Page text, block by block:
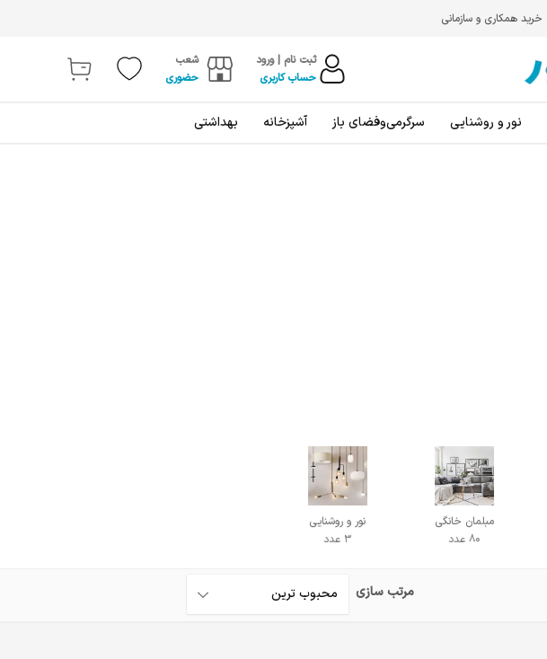
خرید همکاری و سازمانی
ثبت نام | ورود
حساب کاربری
شعب
حضوری
نور و روشنایی سرگرمی‌و‌فضای باز آشپزخانه بهداشتی
مبلمان خانگی
80 عدد
نور و روشنایی
3 عدد
مرتب سازی محبوب ترین